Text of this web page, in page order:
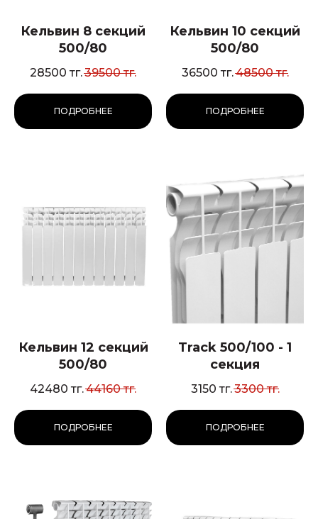
Кельвин 8 секций
500/80
28500 тг.39500 тг.
ПОДРОБНЕЕ
Кельвин 10 секций
500/80
36500 тг.48500 тг.
ПОДРОБНЕЕ
Кельвин 12 секций
500/80
42480 тг.44160 тг.
ПОДРОБНЕЕ
Track 500/100 - 1
секция
3150 тг.3300 тг.
ПОДРОБНЕЕ